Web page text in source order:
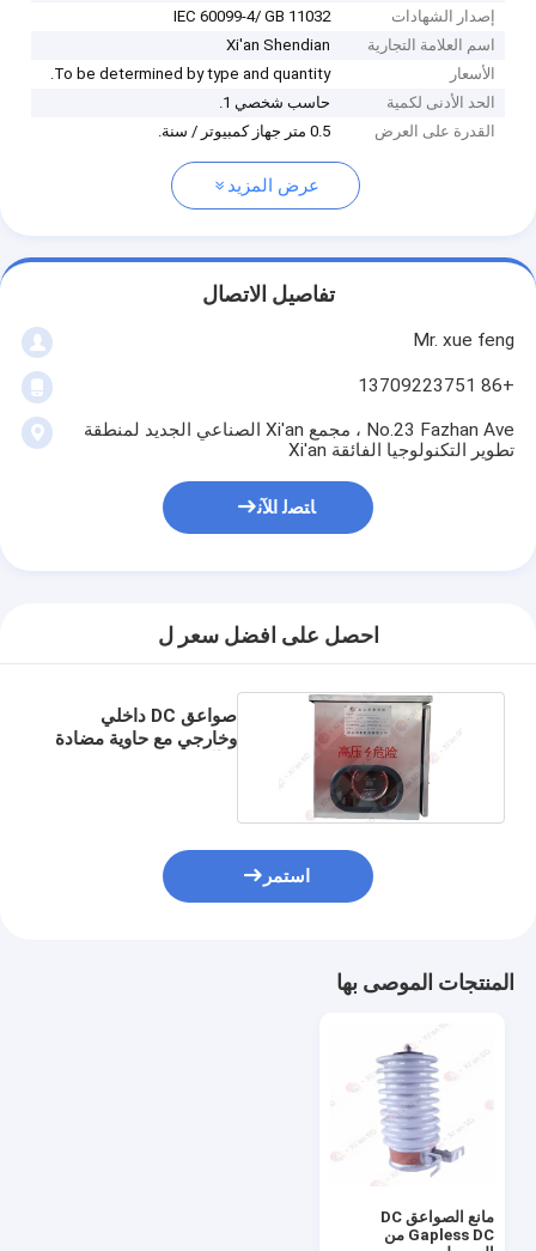
إصدار الشهادات
IEC 60099-4/ GB 11032
اسم العلامة التجارية
Xi'an Shendian
الأسعار
To be determined by type and quantity.
الحد الأدنى لكمية
حاسب شخصي 1.
القدرة على العرض
0.5 متر جهاز كمبيوتر / سنة.
عرض المزيد
تفاصيل الاتصال
Mr. xue feng
+86 13709223751
No.23 Fazhan Ave ، مجمع Xi'an الصناعي الجديد لمنطقة
تطوير التكنولوجيا الفائقة Xi'an
ﺎﺘﺼﻟ ﺍﻶﻧ
احصل على افضل سعر ل
صواعق DC داخلي
وخارجي مع حاوية مضادة
استمر
المنتجات الموصى بها
مانع الصواعق DC
Gapless DC من